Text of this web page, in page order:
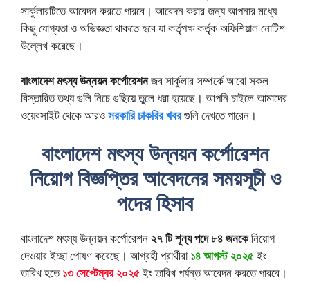
সার্কুলারটিতে আবেদন করতে পারবে। আবেদন করার জন্য আপনার মধ্যে
কিছু যোগ্যতা ও অভিজ্ঞতা থাকতে হবে যা কর্তৃপক্ষ কর্তৃক অফিশিয়াল নোটিশ
উল্লেখ করেছে।
বাংলাদেশ মৎস্য উন্নয়ন কর্পোরেশনজব সার্কুলার সম্পর্কে আরো সকল
বিস্তারিত তথ্য গুলি নিচে গুছিয়ে তুলে ধরা হয়েছে। আপনি চাইলে আমাদের
ওয়েবসাইট থেকে আরওসরকারি চাকরির খবরগুলি দেখতে পারেন।
বাংলাদেশ মৎস্য উন্নয়ন কর্পোরেশন
নিয়োগ বিজ্ঞপ্তির আবেদনের সময়সূচী ও
পদের হিসাব
বাংলাদেশ মৎস্য উন্নয়ন কর্পোরেশন২৭ টি শূন্য পদে ৮৪ জনকেনিয়োগ
দেওয়ার ইচ্ছা পোষণ করেছে। আগ্রহী প্রার্থীরা১৪ আগস্ট ২০২৫ইং
তারিখ হতে১৩ সেপ্টেম্বর ২০২৫ইং তারিখ পর্যন্ত আবেদন করতে পারবে।